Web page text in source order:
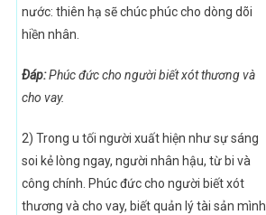
nước: thiên hạ sẽ chúc phúc cho dòng dõi
hiền nhân.
Ðáp:Phúc đức cho người biết xót thương và
cho vay.
2) Trong u tối người xuất hiện như sự sáng
soi kẻ lòng ngay, người nhân hậu, từ bi và
công chính. Phúc đức cho người biết xót
thương và cho vay, biết quản lý tài sản mình